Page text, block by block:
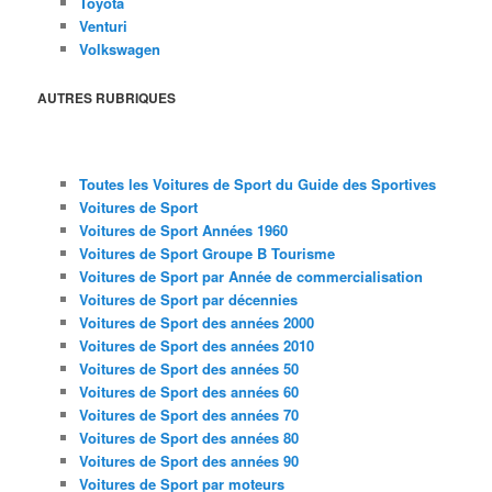
Venturi
Volkswagen
AUTRES RUBRIQUES
Toutes les Voitures de Sport du Guide des Sportives
Voitures de Sport
Voitures de Sport Années 1960
Voitures de Sport Groupe B Tourisme
Voitures de Sport par Année de commercialisation
Voitures de Sport par décennies
Voitures de Sport des années 2000
Voitures de Sport des années 2010
Voitures de Sport des années 50
Voitures de Sport des années 60
Voitures de Sport des années 70
Voitures de Sport des années 80
Voitures de Sport des années 90
Voitures de Sport par moteurs